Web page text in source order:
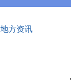
地方资讯